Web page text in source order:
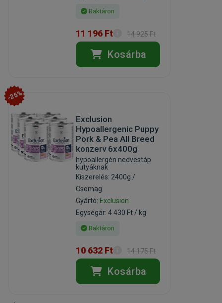
Raktáron
11 196 Ft 14 925 Ft
Kosárba
-25%
Exclusion
Hypoallergenic Puppy
Pork & Pea All Breed
konzerv 6x400g
hypoallergén nedvestáp
kutyáknak
Kiszerelés: 2400g /
Csomag
Gyártó: Exclusion
Egységár: 4 430 Ft / kg
Raktáron
10 632 Ft 14 175 Ft
Kosárba